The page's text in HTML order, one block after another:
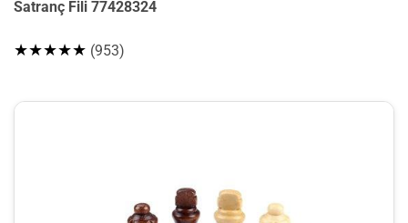
Satranç Fili 77428324
★★★★★ (953)